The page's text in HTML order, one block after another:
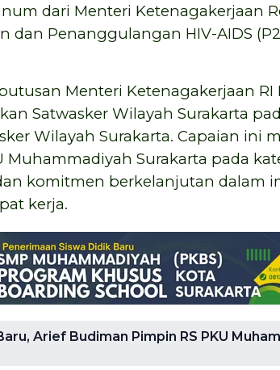
dari Menteri Ketenagakerjaan
dan Penanggulangan HIV-AIDS
Menteri Ketenagakerjaan RI
Satwasker Wilayah Surakarta
Wilayah Surakarta. Capaian ini
Muhammadiyah Surakarta pada
komitmen berkelanjutan dalam
kerja.
Arief Budiman Pimpin RS PKU